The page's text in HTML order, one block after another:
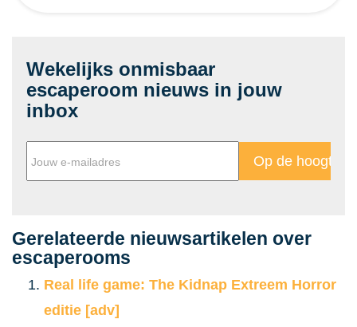
Wekelijks onmisbaar
escaperoom nieuws in jouw
inbox
Gerelateerde nieuwsartikelen over
escaperooms
Real life game: The Kidnap Extreem Horror
editie [adv]